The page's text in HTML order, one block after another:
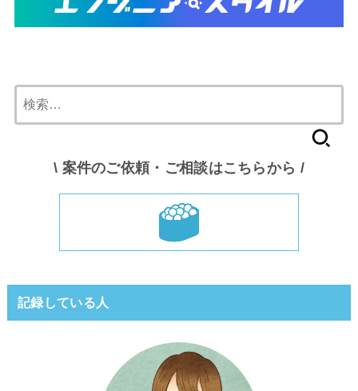
索:
\ 案件のご依頼・ご相談はこちらから /
記録している人